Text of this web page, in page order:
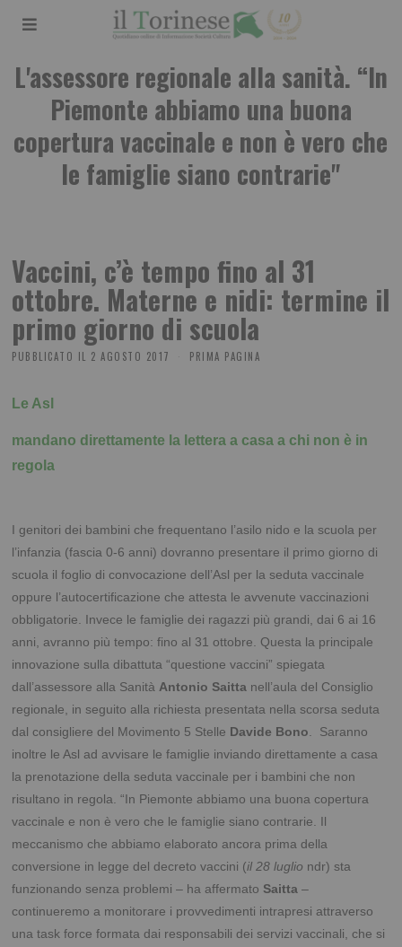
L'assessore regionale alla sanità. “In
Piemonte abbiamo una buona
copertura vaccinale e non è vero che
le famiglie siano contrarie"
Vaccini, c’è tempo fino al 31
ottobre. Materne e nidi: termine il
primo giorno di scuola
PUBBLICATO IL 2 AGOSTO 2017 PRIMA PAGINA
Le Asl
mandano direttamente la lettera a casa a chi non è in
regola
I genitori dei bambini che frequentano l’asilo nido e la scuola per
l’infanzia (fascia 0-6 anni) dovranno presentare il primo giorno di
scuola il foglio di convocazione dell’Asl per la seduta vaccinale
oppure l’autocertificazione che attesta le avvenute vaccinazioni
obbligatorie. Invece le famiglie dei ragazzi più grandi, dai 6 ai 16
anni, avranno più tempo: fino al 31 ottobre. Questa la principale
innovazione sulla dibattuta “questione vaccini” spiegata
dall’assessore alla Sanità Antonio Saitta nell’aula del Consiglio
regionale, in seguito alla richiesta presentata nella scorsa seduta
dal consigliere del Movimento 5 Stelle Davide Bono . Saranno
inoltre le Asl ad avvisare le famiglie inviando direttamente a casa
la prenotazione della seduta vaccinale per i bambini che non
risultano in regola.“In Piemonte abbiamo una buona copertura
vaccinale e non è vero che le famiglie siano contrarie. Il
meccanismo che abbiamo elaborato ancora prima della
conversione in legge del decreto vaccini (il 28 luglio ndr) sta
funzionando senza problemi – ha affermato Saitta –
continueremo a monitorare i provvedimenti intrapresi attraverso
una task force formata dai responsabili dei servizi vaccinali, che si